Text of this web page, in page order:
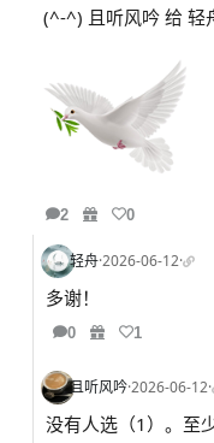
(^-^) 且听风吟 给 轻
2 0
轻舟·2026-06-12·
多谢！
0 1
且听风吟·2026-06-12·
没有人选（1）。至